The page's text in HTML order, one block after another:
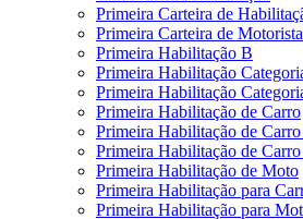
Primeira Carteira de
Primeira Carteira de Motorista
Primeira Habilitação B
Primeira Habilitação
Primeira Habilitação
Primeira Habilitação de Carro
Primeira Habilitação de
Primeira Habilitação de
Primeira Habilitação de Moto
Primeira Habilitação para
Primeira Habilitação para